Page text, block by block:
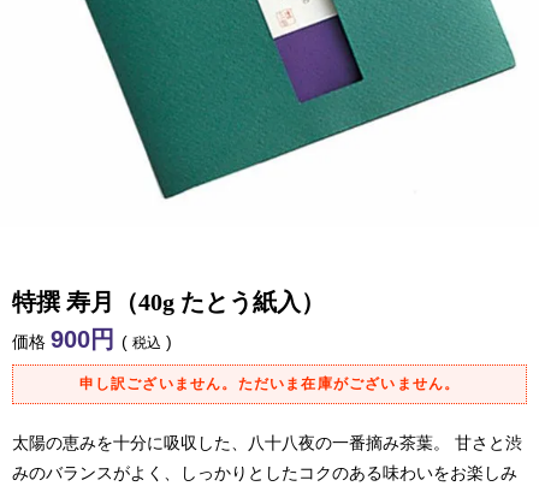
特撰 寿月（40g たとう紙入）
価格 900 税込
申し訳ございません。ただいま在庫がございません。
太陽の恵みを十分に吸収した、八十八夜の一番摘み茶葉。 甘さと渋
みのバランスがよく、しっかりとしたコクのある味わいをお楽しみ